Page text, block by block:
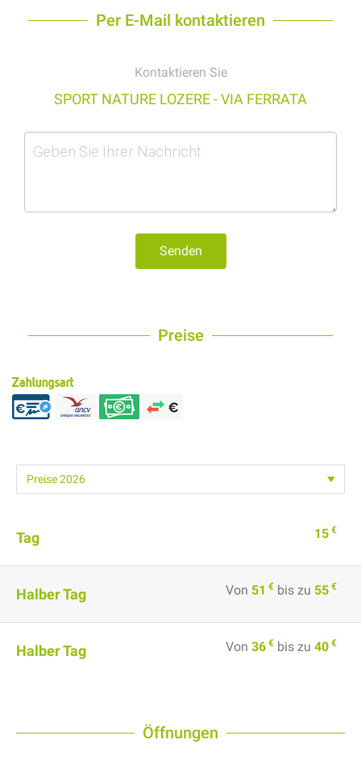
Per E-Mail kontaktieren
Kontaktieren Sie
SPORT NATURE LOZERE - VIA FERRATA
Senden
Preise
Zahlungsart
Tag 15 €
Halber Tag Von 51 € bis zu 55 €
Halber Tag Von 36 € bis zu 40 €
Öffnungen